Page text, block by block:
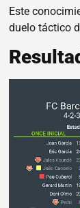
Este
duelo táctico